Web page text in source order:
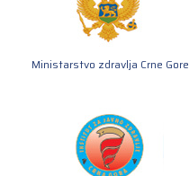
Ministarstvo zdravlja Crne Gore